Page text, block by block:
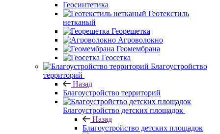
Геосинтетика
Геотекстиль
нетканый
Георешетка
Агроволокно
Геомембрана
Геосетка
Благоустройство
территорий
Назад
Благоустройство территорий
Благоустройство детских площадок
Назад
Благоустройство детских площадок